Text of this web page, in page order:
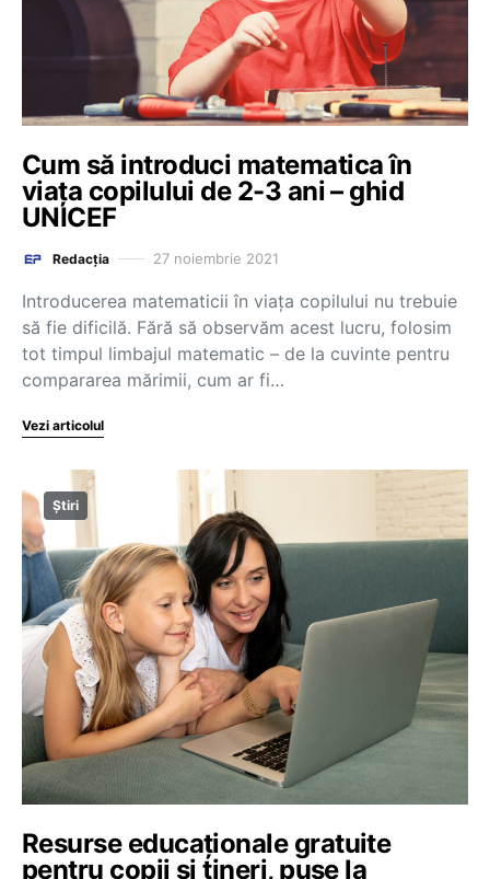
Cum să introduci matematica în
viața copilului de 2-3 ani – ghid
UNICEF
Redacția 27 noiembrie 2021
Introducerea matematicii în viața copilului nu trebuie
să fie dificilă. Fără să observăm acest lucru, folosim
tot timpul limbajul matematic – de la cuvinte pentru
compararea mărimii, cum ar fi…
Vezi articolul
Știri
Resurse educaționale gratuite
pentru copii și tineri, puse la